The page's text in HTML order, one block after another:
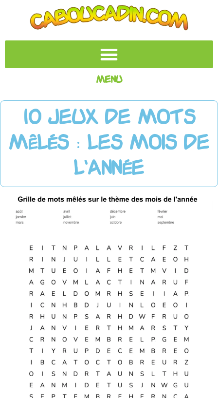
Menu
10 Jeux de mots
mêlés : Les mois de
l'année